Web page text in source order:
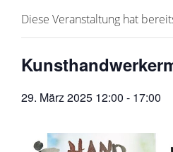
Diese Veranstaltung hat
29. März 2025 12:00 - 17:00